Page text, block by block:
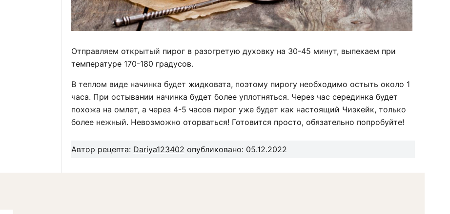
Отправляем открытый пирог в разогретую духовку на 30-45 минут, выпекаем при
температуре 170-180 градусов.
В теплом виде начинка будет жидковата, поэтому пирогу необходимо остыть около 1
часа. При остывании начинка будет более уплотняться. Через час серединка будет
похожа на омлет, а через 4-5 часов пирог уже будет как настоящий Чизкейк, только
более нежный. Невозможно оторваться! Готовится просто, обязательно попробуйте!
Автор рецепта: Dariya123402 опубликовано: 05.12.2022